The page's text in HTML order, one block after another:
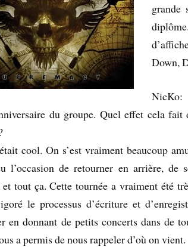
grande
Down,
du groupe. Quel effet cela fait
cool. On s’est vraiment beaucoup
l’occasion de retourner en arrière, de
et tout ça. Cette tournée a vraiment été
le processus d’écriture et
en donnant de petits concerts dans de
a permis de nous rappeler d’où on vient.